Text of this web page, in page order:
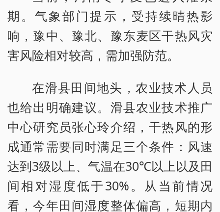
期。气象部门提示，受持续晴热影
响，豫中、豫北、豫东麦区干热风灾
害风险相对较高，需加强防范。
在滑县田间地头，农业技术人员
也给出明确建议。滑县农业技术推广
中心研究员张心玲介绍，干热风的形
成通常需要同时满足三个条件：风速
达到3级以上、气温在30℃以上以及田
间相对湿度低于30%。从当前情况
看，今年田间湿度整体偏高，短期内